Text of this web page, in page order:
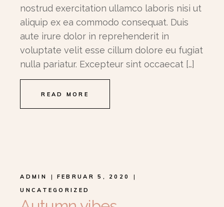
nostrud exercitation ullamco laboris nisi ut
aliquip ex ea commodo consequat. Duis
aute irure dolor in reprehenderit in
voluptate velit esse cillum dolore eu fugiat
nulla pariatur. Excepteur sint occaecat […]
READ MORE
ADMIN
FEBRUAR 5, 2020
UNCATEGORIZED